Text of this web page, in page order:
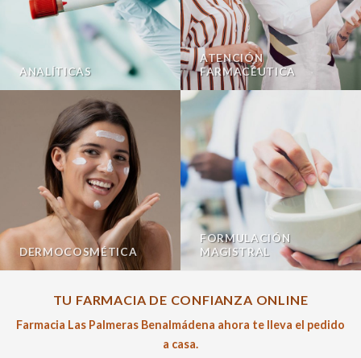
ANALÍTICAS
ATENCIÓN
FARMACÉUTICA
DERMOCOSMÉTICA
FORMULACIÓN
MAGISTRAL
TU FARMACIA DE CONFIANZA ONLINE
Farmacia Las Palmeras Benalmádena ahora te lleva el pedido
a casa.